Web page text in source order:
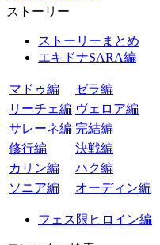
ストーリー
ストーリーまとめ
エキドナSARA編
マドゥ編
ゼラ編
リーチェ編 ヴェロア編
サレーネ編 完結編
修行編
決戦編
カリン編
ハク編
ソニア編
オーディン編
フェス限ヒロイン編